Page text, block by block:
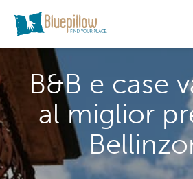
B&B e case
al miglior